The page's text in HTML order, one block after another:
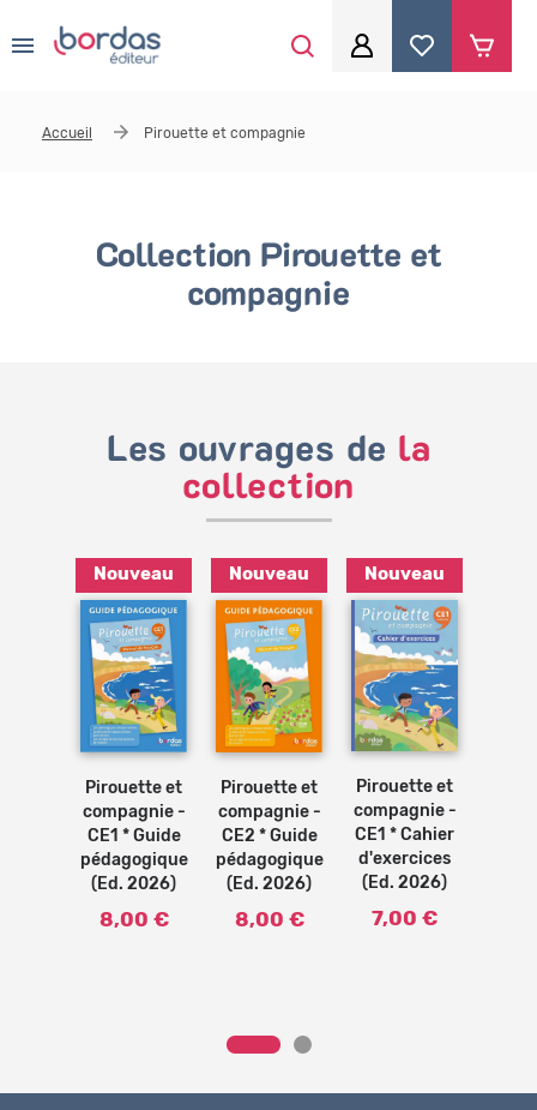
Mot de passe *
Mot de passe ou identifiant oublié
Bénéficiez de tarifs préférentiels
Téléchargez des ressources gratuites
Recevez des informations sur nos nouveautés
Accueil Pirouette et compagnie
Collection Pirouette et
compagnie
Les ouvrages de la
collection
Nouveau
Ajouter
au
Pirouette et
compagnie -
CE1 * Guide
pédagogique
(Ed. 2026)
8,00 €
Nouveau
Ajouter
au
Pirouette et
compagnie -
CE2 * Guide
pédagogique
(Ed. 2026)
8,00 €
Nouveau
Ajouter
au
Pirouette et
compagnie -
CE1 * Cahier
d'exercices
(Ed. 2026)
7,00 €